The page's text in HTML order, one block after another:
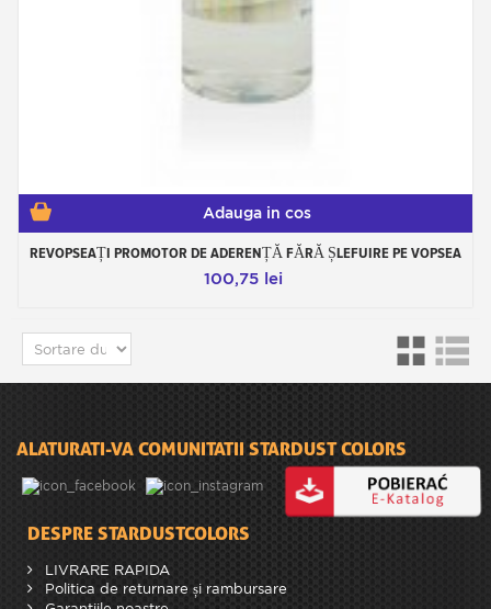
Adauga in cos
REVOPSEAȚI PROMOTOR DE ADERENȚĂ FĂRĂ ȘLEFUIRE PE VOPSEA
100,75 lei
ALATURATI-VA COMUNITATII STARDUST COLORS
DESPRE STARDUSTCOLORS
LIVRARE RAPIDA
Politica de returnare și rambursare